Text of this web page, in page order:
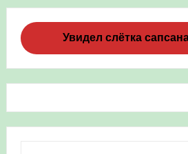
Увидел слётка